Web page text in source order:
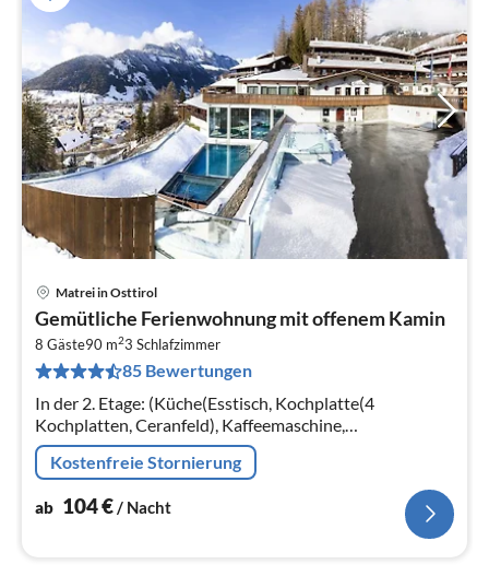
Matrei in Osttirol
Gemütliche Ferienwohnung mit offenem Kamin
8 Gäste90 m23 Schlafzimmer
85 Bewertungen
In der 2. Etage: (Küche(Esstisch, Kochplatte(4
Kochplatten, Ceranfeld), Kaffeemaschine,
Spülmaschine), Wohn/Esszimmer(Doppelschlafcouch,
TV(Satellit), Radio)
Kostenfreie Stornierung
ab 104€/ Nacht